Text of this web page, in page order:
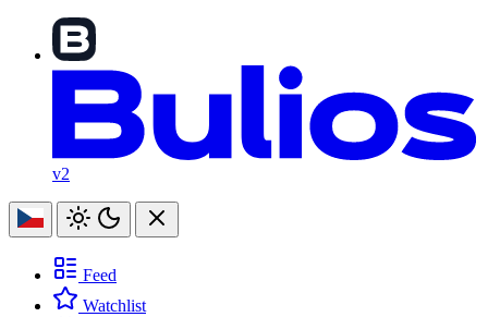
v2
Feed
Watchlist